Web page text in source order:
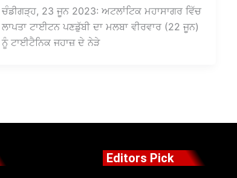
ਚੰਡੀਗੜ੍ਹ, 23 ਜੂਨ 2023: ਅਟਲਾਂਟਿਕ ਮਹਾਸਾਗਰ ਵਿੱਚ
ਲਾਪਤਾ ਟਾਈਟਨ ਪਣਡੁੱਬੀ ਦਾ ਮਲਬਾ ਵੀਰਵਾਰ (22 ਜੂਨ)
ਨੂੰ ਟਾਈਟੈਨਿਕ ਜਹਾਜ਼ ਦੇ ਨੇੜੇ
Editors Pick